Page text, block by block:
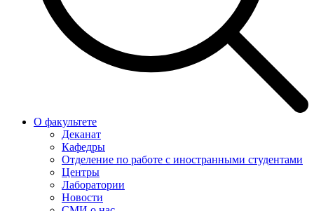
О факультете
Деканат
Кафедры
Отделение по работе с иностранными студентами
Центры
Лаборатории
Новости